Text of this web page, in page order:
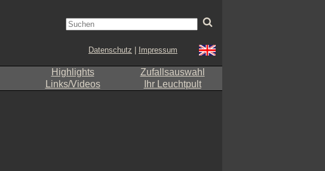
Datenschutz Impressum
Highlights
Zufallsauswahl
Links/Videos Ihr Leuchtpult